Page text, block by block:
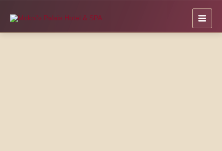
Inhalt
springen